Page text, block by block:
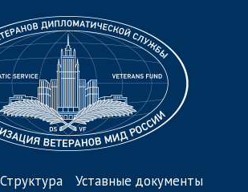
Структура
Уставные документы